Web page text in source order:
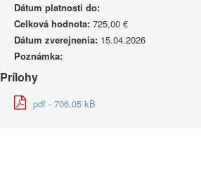
Dátum platnosti do:
Celková hodnota:725,00 €
Dátum zverejnenia:15.04.2026
Poznámka:
Prílohy
pdf - 706.05 kB